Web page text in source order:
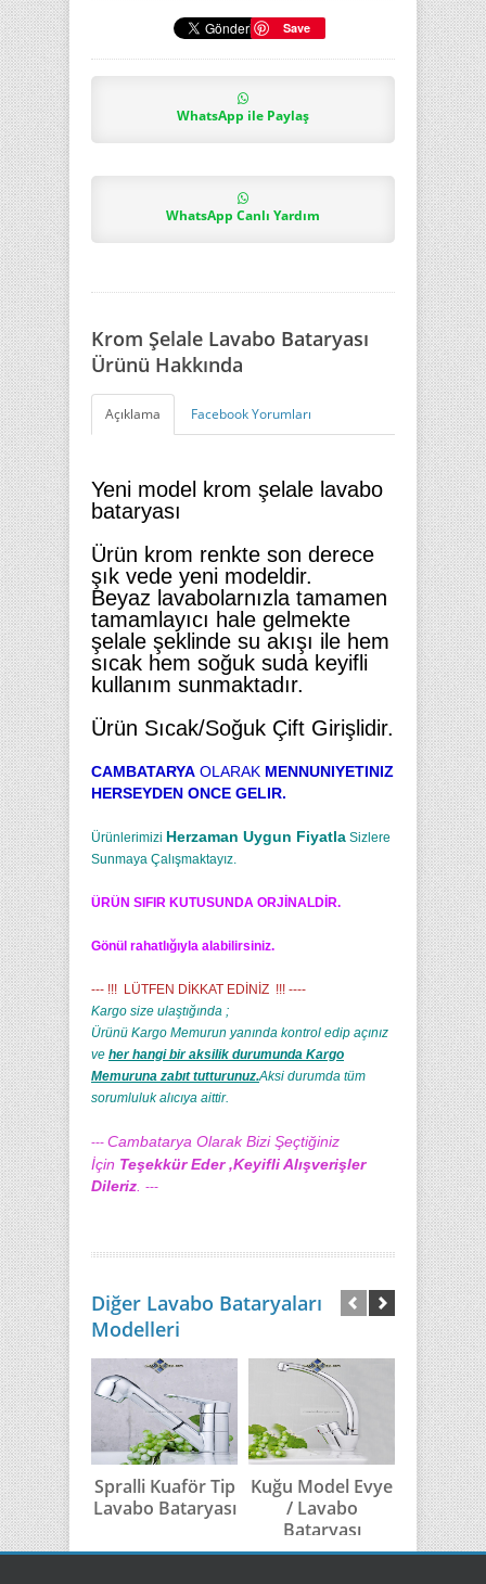
Save
WhatsApp ile Paylaş
WhatsApp Canlı Yardım
Krom Şelale Lavabo Bataryası
Ürünü Hakkında
Açıklama Facebook Yorumları
Yeni model krom şelale lavabo
bataryası
Ürün krom renkte son derece
şık vede yeni modeldir.
Beyaz lavabolarnızla tamamen
tamamlayıcı hale gelmekte
şelale şeklinde su akışı ile hem
sıcak hem soğuk suda keyifli
kullanım sunmaktadır.
Ürün Sıcak/Soğuk Çift Girişlidir.
CAMBATARYA OLARAK MENNUNIYETINIZ
HERSEYDEN ONCE GELIR.
Ürünlerimizi Herzaman Uygun Fiyatla Sizlere
Sunmaya Çalışmaktayız.
ÜRÜN SIFIR KUTUSUNDA ORJİNALDİR.
Gönül rahatlığıyla alabilirsiniz.
--- !!! LÜTFEN DİKKAT EDİNİZ !!! ----
Kargo size ulaştığında ;
Ürünü Kargo Memurun yanında kontrol edip açınız
ve her hangi bir aksilik durumunda Kargo
Memuruna zabıt tutturunuz.Aksi durumda tüm
sorumluluk alıcıya aittir.
--- Cambatarya Olarak Bizi Şeçtiğiniz
İçin Teşekkür Eder ,Keyifli Alışverişler
Dileriz ---
Diğer Lavabo Bataryaları
Modelleri
Spralli Kuaför Tip
Lavabo Bataryası
Kuğu Model Evye
/ Lavabo
Bataryası
Kuğu
Model
Banyo